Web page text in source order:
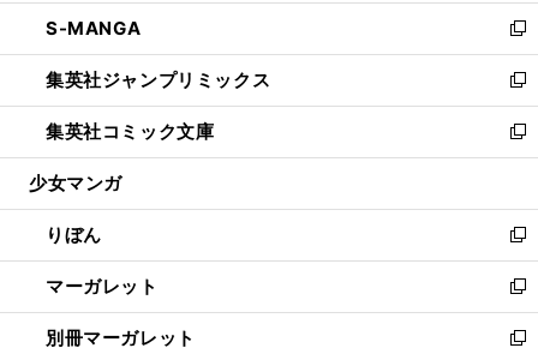
く
で
開
く
ン
ド
ウ
で
開
く
ウ
ィ
ン
ド
ウ
で
開
し
い
ウ
ィ
ン
ド
ウ
開
く
S-MANGA
新
し
い
ウ
ィ
ン
ウ
で
開
く
集英社ジャンプリミックス
新
し
い
ウ
ン
ド
ウ
で
開
く
集英社コミック文庫
新
し
ウ
ィ
ン
ド
ウ
で
少女マンガ
りぼん
新
し
い
ウ
ィ
マーガレット
新
し
い
別冊マーガレット
新